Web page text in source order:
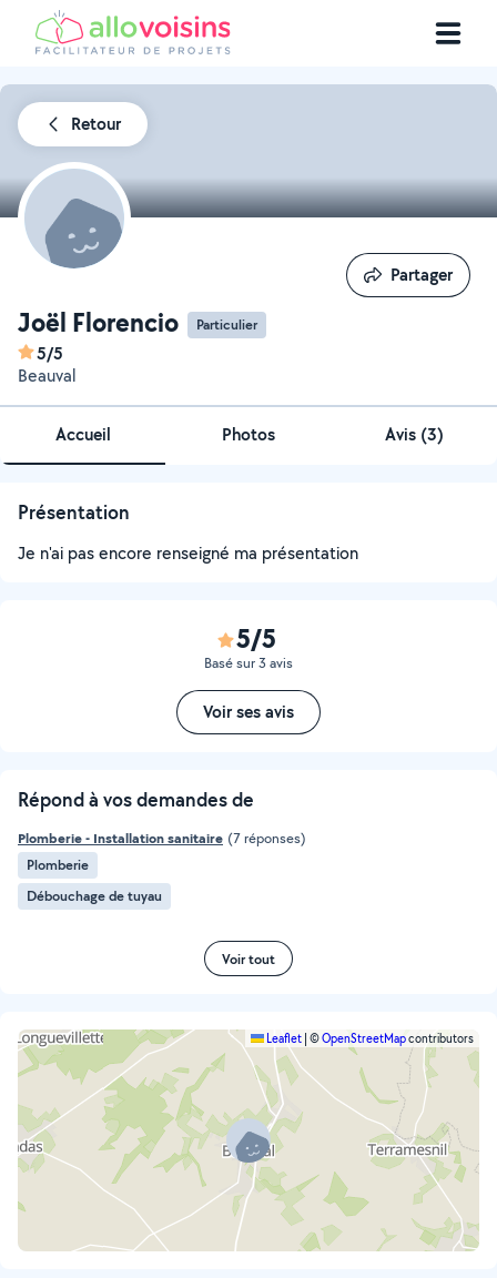
Retour
Joël Florencio Particulier
5/5
Beauval
Partager
Partager
Accueil Photos Avis (3)
Présentation
Je n'ai pas encore renseigné ma présentation
5/5
Basé sur 3 avis
Voir ses avis
Répond à vos demandes de
Plomberie - Installation sanitaire (7 réponses)
Plomberie
Débouchage de tuyau
Voir tout
Leaflet ©OpenStreetMapcontributors